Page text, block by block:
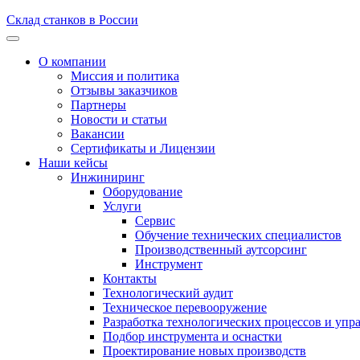
Склад станков в России
О компании
Миссия и политика
Отзывы заказчиков
Партнеры
Новости и статьи
Вакансии
Сертификаты и Лицензии
Наши кейсы
Инжиниринг
Оборудование
Услуги
Сервис
Обучение технических специалистов
Производственный аутсорсинг
Инструмент
Контакты
Технологический аудит
Техническое перевооружение
Разработка технологических процессов и
Подбор инструмента и оснастки
Проектирование новых производств